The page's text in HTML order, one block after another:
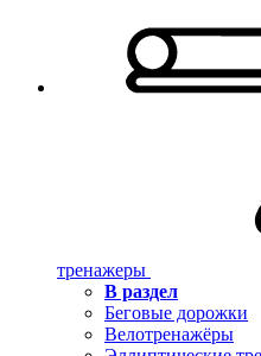
тренажеры
В раздел
Беговые дорожки
Велотренажёры